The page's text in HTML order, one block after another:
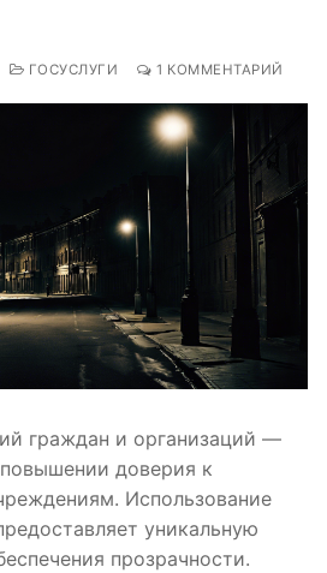
ГОСУСЛУГИ 1 КОММЕНТАРИЙ
граждан и организаций —
доверия к
Использование
уникальную
прозрачности.